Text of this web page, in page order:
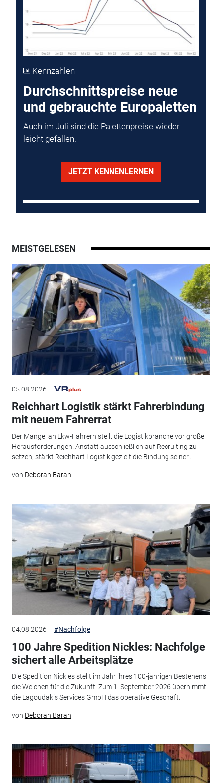
Kennzahlen
Durchschnittspreise neue
und gebrauchte Europaletten
Auch im Juli sind die Palettenpreise wieder
leicht gefallen.
JETZT KENNENLERNEN
MEISTGELESEN
05.08.2026
Reichhart Logistik stärkt Fahrerbindung
mit neuem Fahrerrat
Der Mangel an Lkw-Fahrern stellt die Logistikbranche vor große
Herausforderungen. Anstatt ausschließlich auf Recruiting zu
setzen, stärkt Reichhart Logistik gezielt die Bindung seiner...
von Deborah Baran
04.08.2026 #Nachfolge
100 Jahre Spedition Nickles: Nachfolge
sichert alle Arbeitsplätze
Die Spedition Nickles stellt im Jahr ihres 100-jährigen Bestehens
die Weichen für die Zukunft: Zum 1. September 2026 übernimmt
die Lagoudakis Services GmbH das operative Geschäft.
von Deborah Baran